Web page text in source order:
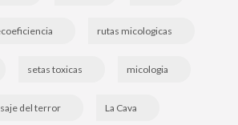
rutas micologicas
setas toxicas micologia
del terror La Cava